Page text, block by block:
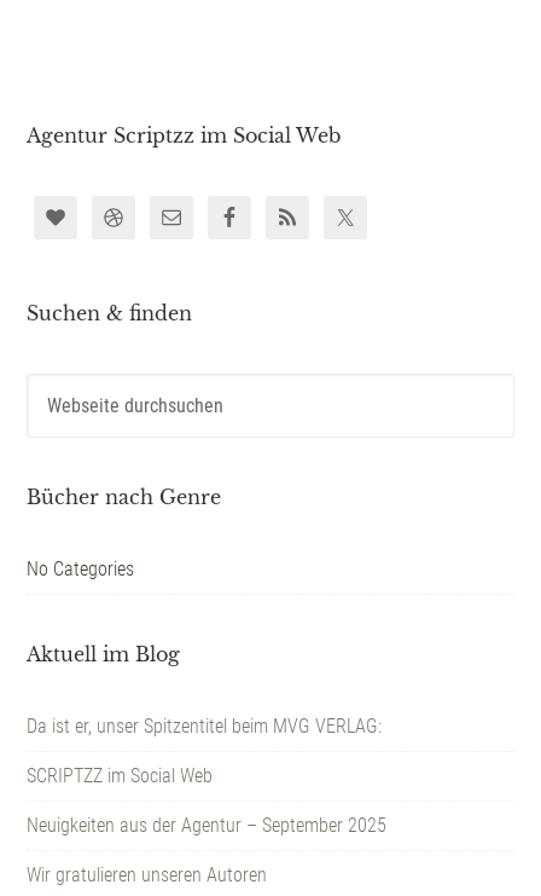
Agentur Scriptzz im Social Web
Suchen & finden
Bücher nach Genre
No Categories
Aktuell im Blog
Da ist er, unser Spitzentitel beim MVG VERLAG:
SCRIPTZZ im Social Web
Neuigkeiten aus der Agentur – September 2025
Wir gratulieren unseren Autoren